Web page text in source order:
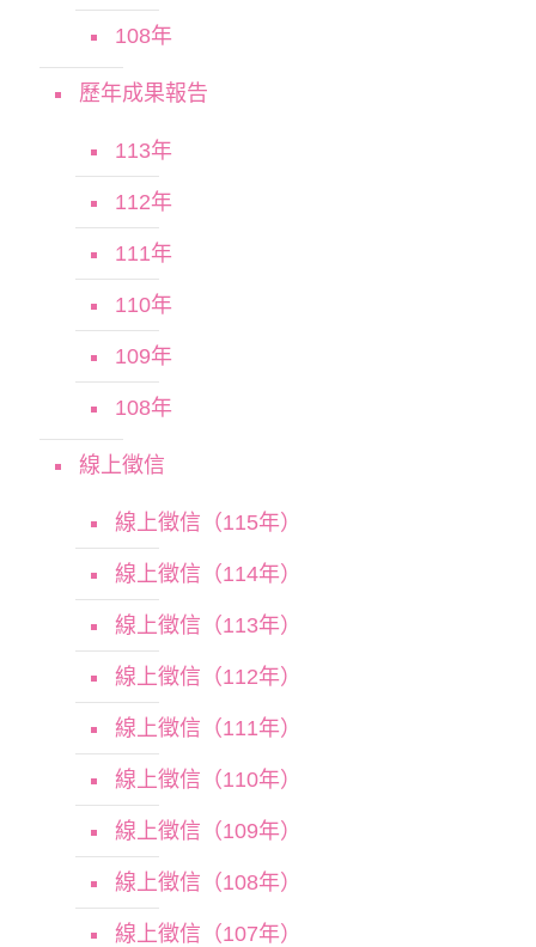
108年
歷年成果報告
113年
112年
111年
110年
109年
108年
線上徵信
線上徵信（115年）
線上徵信（114年）
線上徵信（113年）
線上徵信（112年）
線上徵信（111年）
線上徵信（110年）
線上徵信（109年）
線上徵信（108年）
線上徵信（107年）